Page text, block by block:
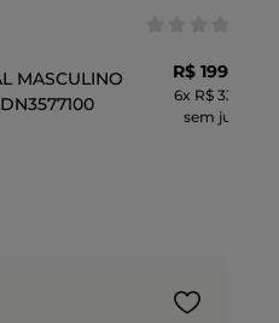
MASCULINO
R$ 199,
6x R$ 33,33
sem juros